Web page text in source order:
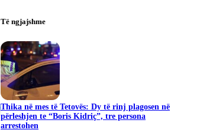
Të ngjajshme
Thika në mes të Tetovës: Dy të rinj plagosen në
përleshjen te “Boris Kidriç”, tre persona
arrestohen